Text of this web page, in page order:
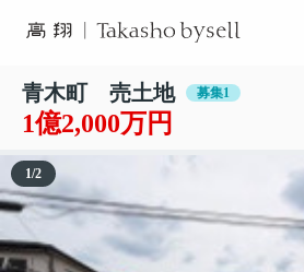
青木町 売土地 募集1
1億2,000万円
1/2